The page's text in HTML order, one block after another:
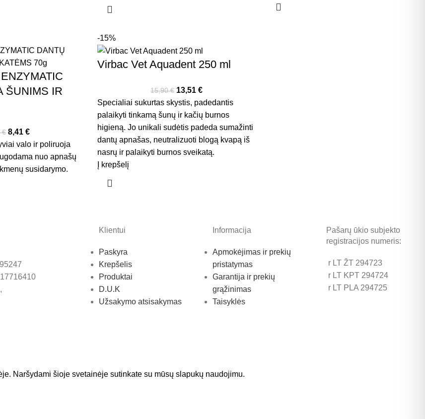
ŠUNIMS IR
€ 8,41 €
valo ir poliruoja
nuo apnašų
susidarymo.
-15%
Virbac Vet Aquadent 250 ml
15,90€ 13,51€
Specialiai sukurtas skystis, padedantis
palaikyti tinkamą šunų ir kačių burnos
higieną. Jo unikali sudėtis padeda sumažinti
dantų apnašas, neutralizuoti blogą kvapą iš
nasrų ir palaikyti burnos sveikatą.
Į krepšelį
Klientui
Paskyra
Krepšelis
Produktai
D.U.K
Užsakymo atsisakymas
Informacija
Apmokėjimas ir prekių
pristatymas
Garantija ir prekių
grąžinimas
Taisyklės
Pašarų ūkio subjekto
registracijos numeris:
r LT ŽT 294723
r LT KPT 294724
r LT PLA 294725
Naršydami šioje svetainėje sutinkate su mūsų slapukų naudojimu.